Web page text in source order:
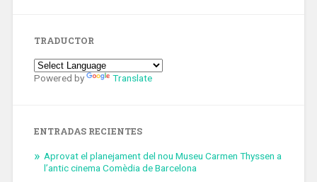
TRADUCTOR
Powered by Translate
ENTRADAS RECIENTES
Aprovat el planejament del nou Museu Carmen Thyssen a
l’antic cinema Comèdia de Barcelona